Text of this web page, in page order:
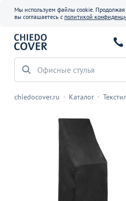
Мы используем файлы cookie. Продолжая
вы соглашаетесь с политикой
Офисные стулья
chiedocover.ru Каталог